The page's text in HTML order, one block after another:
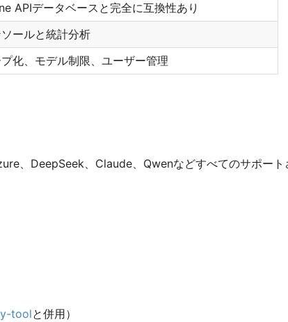
APIデータベースと完全に互換性あり
ールと統計分析
プ化、モデル制限、ユーザー管理
、DeepSeek、Claude、Qwenなどすべてのサポート
toolと併用）